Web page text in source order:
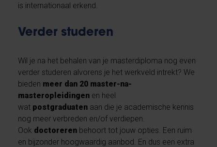
is internationaal erkend.
Verder studeren
Wil je na het behalen van je masterdiploma nog even
verder studeren alvorens je het werkveld intrekt? We
bieden meer dan 20 master-na-
masteropleidingen en heel
wat postgraduaten aan die je academische kennis
nog meer verbreden en/of verdiepen.
Ook doctoreren behoort tot jouw opties. Een ruim
en bijzonder hoogwaardig aanbod. En dus een extra